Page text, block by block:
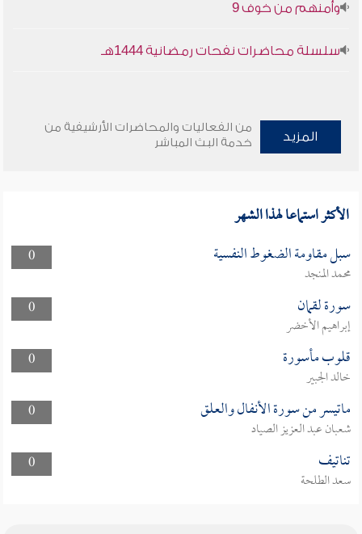
وأمنهم من خوف 9
سلسلة محاضرات نفحات رمضانية 1444هـ
المزيد
من الفعاليات والمحاضرات الأرشيفية من
خدمة البث المباشر
الأكثر استماعا لهذا الشهر
0 سبل مقاومة الضغوط النفسية
محمد المنجد
0
سورة لقمان
إبراهيم الأخضر
0
قلوب مأسورة
خالد الجبير
0
ماتيسر من سورة الأنفال والعلق
شعبان عبد العزيز الصياد
0
تناتيف
سعد الطلحة